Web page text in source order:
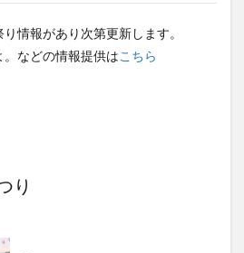
情報があり次第更新します。
などの情報提供はこちら
り